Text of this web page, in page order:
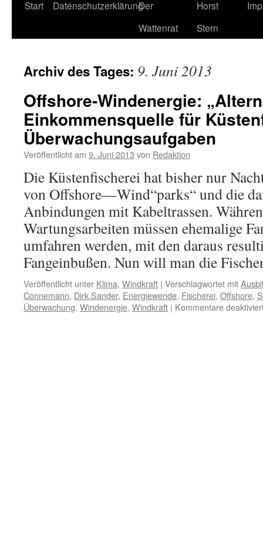
Start DatenschutzerklärungDer
Wattenrat
Horst
Stern
Archiv des Tages: 9. Juni 2013
Offshore-Windenergie:
Einkommensquelle für
Überwachungsaufgaben
Veröffentlicht am 9. Juni 2013 von Redaktion
Die Küstenfischerei hat bisher nur
von Offshore—Wind“parks“ und die
Anbindungen mit Kabeltrassen.
Wartungsarbeiten müssen ehemalige
umfahren werden, mit den daraus
Fangeinbußen. Nun will man die
Veröffentlicht unter Klima, Windkraft | Verschlagwortet mit
Connemann, Dirk Sander, Energiewende, Fischerei, Offshore,
Überwachung, Windenergie, Windkraft | Kommentare